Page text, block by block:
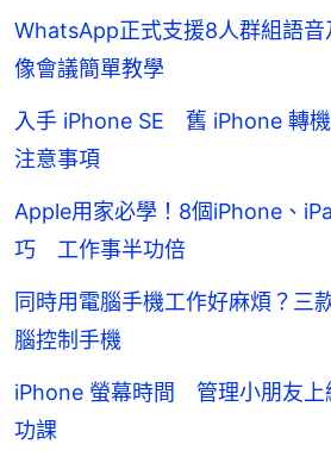
WhatsApp正式支援8人群組語音
像會議簡單教學
入手 iPhone SE 舊 iPhone 轉
注意事項
Apple用家必學！8個iPhone、
巧 工作事半功倍
同時用電腦手機工作好麻煩？三
腦控制手機
iPhone 螢幕時間 管理小朋友上
功課